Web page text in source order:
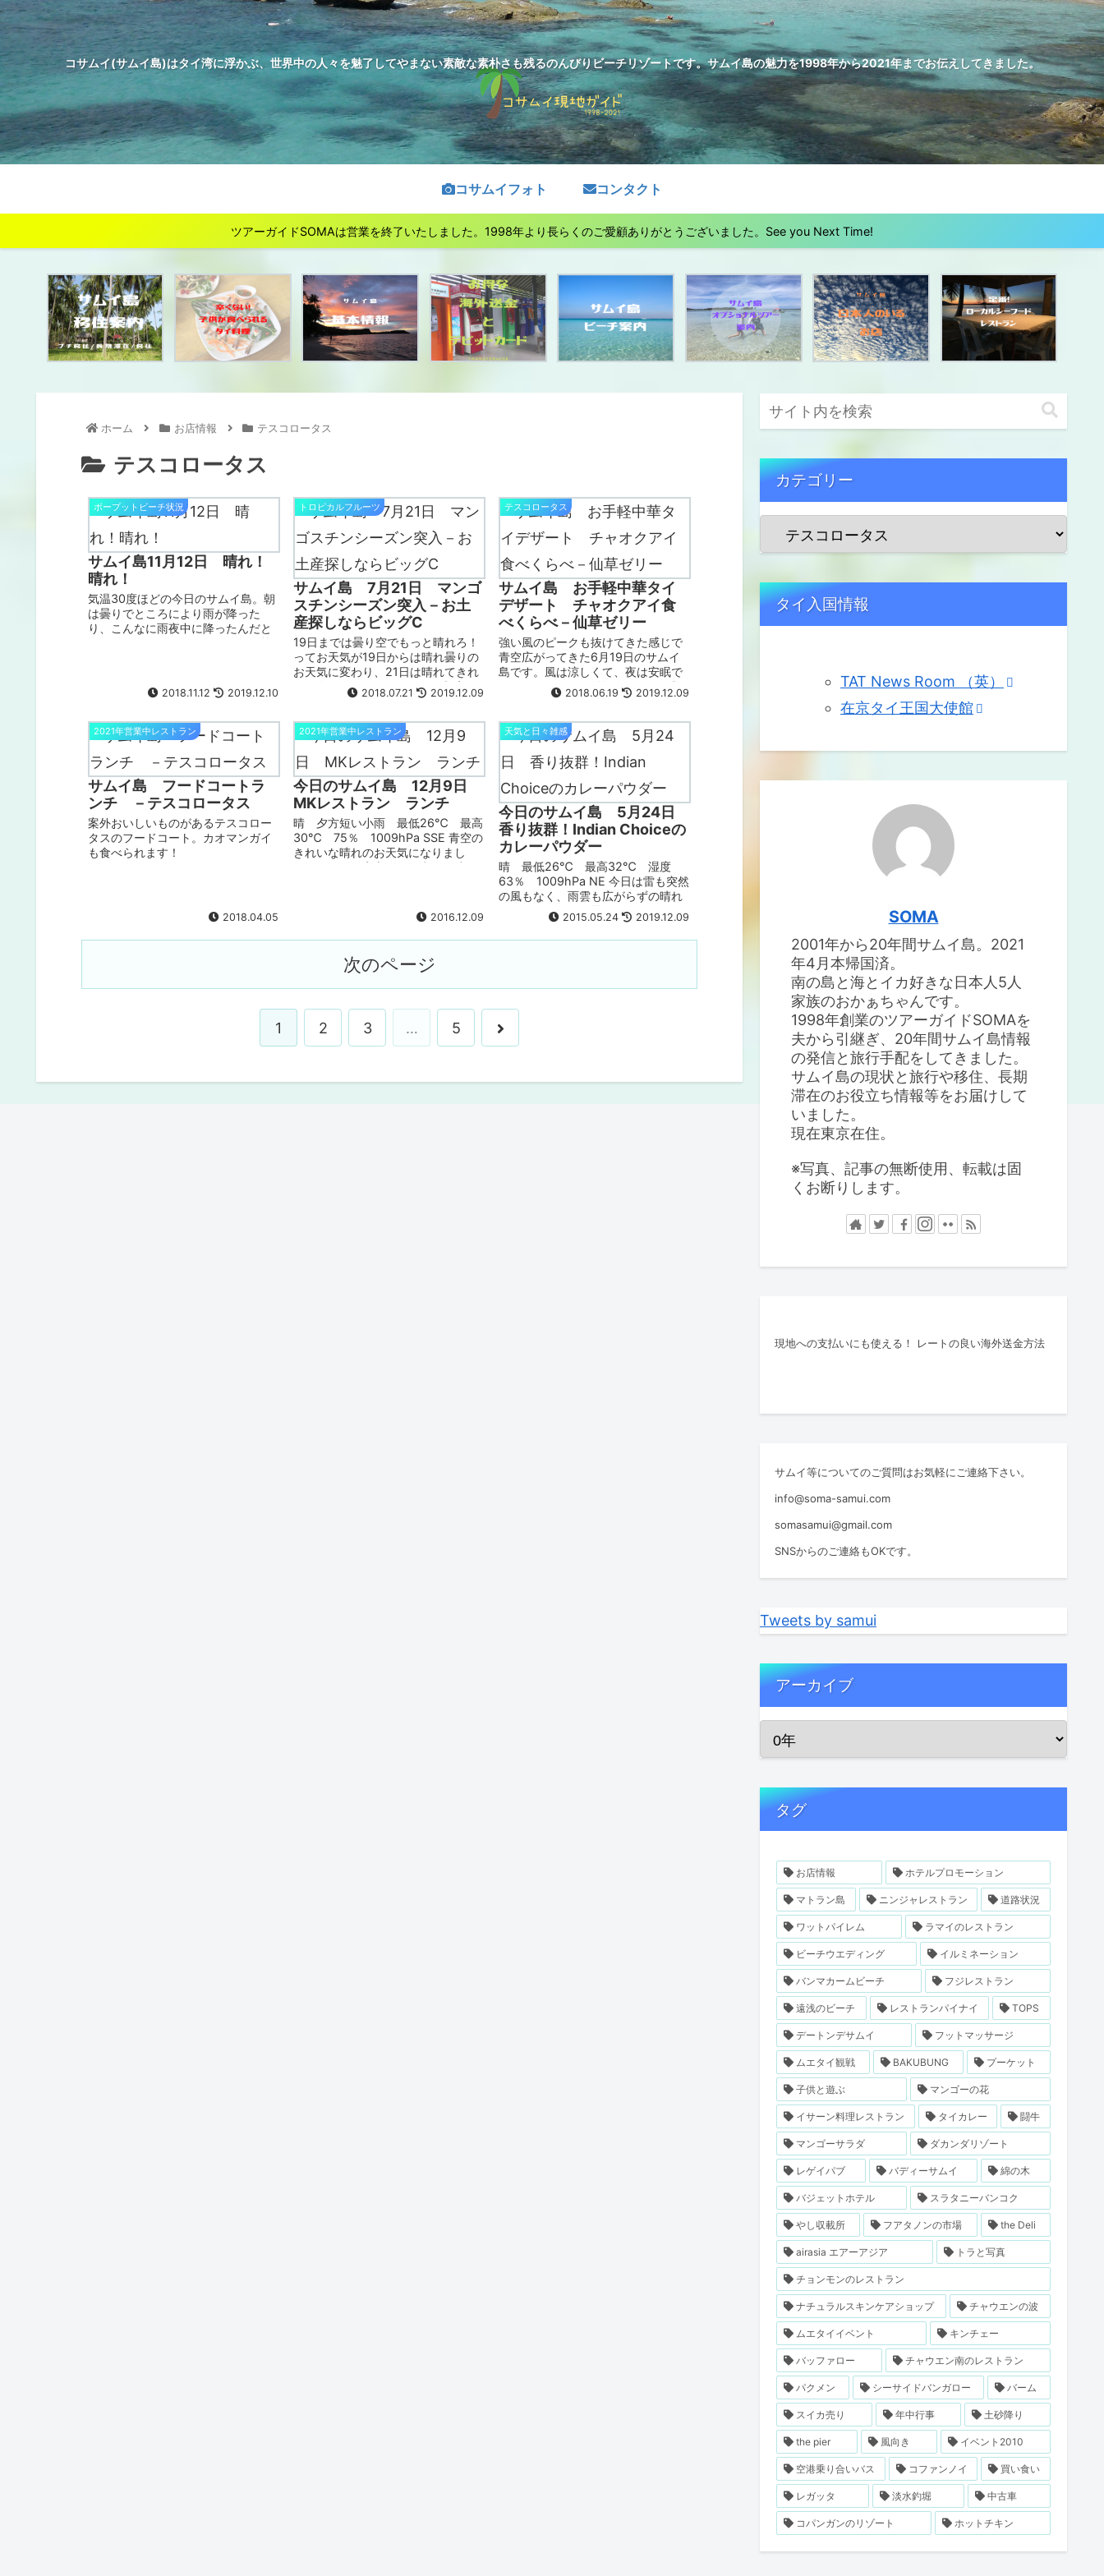
コサムイ(サムイ島)はタイ湾に浮かぶ、世界中の人々を魅了してやまない素敵な素朴さも残るのんびりビーチリゾートです。サムイ島の魅力を1998年から2021年までお伝えしてきました。
コサムイフォト コンタクト
ツアーガイドSOMAは営業を終了いたしました。1998年より長らくのご愛顧ありがとうございました。See you Next Time!
ホーム お店情報 テスコロータス
テスコロータス
ボープットビーチ状況
サムイ島11月12日 晴れ！
晴れ！
気温30度ほどの今日のサムイ島。朝
は曇りでところにより雨が降った
り、こんなに雨夜中に降ったんだと
いうエリアがあったりですが、次第
美しい海が見えています。道路の排
2018.11.12 2019.12.10
トロピカルフルーツ
サムイ島 7月21日 マンゴ
スチンシーズン突入－お土
産探しならビッグC
19日までは曇り空でもっと晴れろ！
ってお天気が19日からは晴れ曇りの
お天気に変わり、21日は晴れてきれ
いな海が見れています。風は相変わ
らずあり、パラソルの下がこの上な
飛ぶ風が吹くこともあるようで
す。...
2018.07.21 2019.12.09
テスコロータス
サムイ島 お手軽中華タイ
デザート チャオクアイ食
べくらべ－仙草ゼリー
強い風のピークも抜けてきた感じで
青空広がってきた6月19日のサムイ
島です。風は涼しくて、夜は安眠で
きます。 10日ほど前にメナムの隠れ
た名店JANOで食べた仙草ゼリーの
近くて、食べず嫌いをしていたチャ
オクアイ...
2018.06.19 2019.12.09
2021年営業中レストラン
サムイ島 フードコートラ
ンチ －テスコロータス
案外おいしいものがあるテスコロー
タスのフードコート。カオマンガイ
も食べられます！
2018.04.05
2021年営業中レストラン
今日のサムイ島 12月9日
MKレストラン ランチ
晴 夕方短い小雨 最低26℃ 最高
30℃ 75％ 1009hPa SSE 青空の
きれいな晴れのお天気になりまし
た。ほっと一安心です。空気は涼し
タスチャウエンのMKレス...2016.12.09
天気と日々雑感
今日のサムイ島 5月24日
香り抜群！Indian Choiceの
カレーパウダー
晴 最低26℃ 最高32℃ 湿度
63％ 1009hPa NE 今日は雷も突然
の風もなく、雨雲も広がらずの晴れ
のお天気でした。雲はそこそこあり
ます。風のおかげで暑くてたまらな
い感は先週よりも和らいでいます。
2015.05.24 2019.12.09
次のページ
1 2 3 … 5
カテゴリー
タイ入国情報
TAT News Room （英）
在京タイ王国大使館
SOMA
2001年から20年間サムイ島。2021
年4月本帰国済。
南の島と海とイカ好きな日本人5人
家族のおかぁちゃんです。
1998年創業のツアーガイドSOMAを
夫から引継ぎ、20年間サムイ島情報
の発信と旅行手配をしてきました。
サムイ島の現状と旅行や移住、長期
滞在のお役立ち情報等をお届けして
いました。
現在東京在住。
※写真、記事の無断使用、転載は固
くお断りします。
現地への支払いにも使える！ レートの良い海外送金方法
サムイ等についてのご質問はお気軽にご連絡下さい。
info@soma-samui.com
somasamui@gmail.com
SNSからのご連絡もOKです。
Tweets by samui
アーカイブ
タグ
お店情報 ホテルプロモーション
マトラン島 ニンジャレストラン 道路状況
ワットパイレム ラマイのレストラン
ビーチウエディング イルミネーション
バンマカームビーチ フジレストラン
遠浅のビーチ レストランパイナイ TOPS
デートンデサムイ フットマッサージ
ムエタイ観戦 BAKUBUNG プーケット
子供と遊ぶ マンゴーの花
イサーン料理レストラン タイカレー 闘牛
マンゴーサラダ ダカンダリゾート
レゲイパブ バディーサムイ 綿の木
バジェットホテル スラタニーバンコク
やし収載所 フアタノンの市場 the Deli
airasia エアーアジア トラと写真
チョンモンのレストラン
ナチュラルスキンケアショップ チャウエンの波
ムエタイイベント キンチェー
バッファロー チャウエン南のレストラン
パクメン シーサイドバンガロー バーム
スイカ売り 年中行事 土砂降り
the pier 風向き イベント2010
空港乗り合いバス コファンノイ 買い食い
レガッタ 淡水釣堀 中古車
コパンガンのリゾート ホットチキン